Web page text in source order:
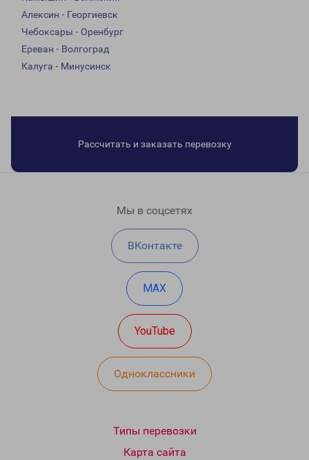
Алексин - Георгиевск
Чебоксары - Оренбург
Ереван - Волгоград
Калуга - Минусинск
Рассчитать и заказать перевозку
Мы в соцсетях
ВКонтакте
MAX
YouTube
Одноклассники
Типы перевозки
Карта сайта